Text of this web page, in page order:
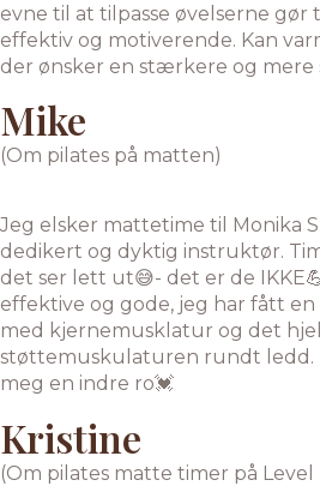
evne til at tilpasse øvelserne
effektiv og motiverende. Kan
der ønsker en stærkere og mere
Mike
(Om pilates på matten)
Jeg elsker mattetime til Monika
dedikert og dyktig instruktør.
det ser lett ut😅- det er de
effektive og gode, jeg har fått
med kjernemusklatur og det
støttemuskulaturen rundt ledd.
meg en indre ro💓
Kristine
(Om pilates matte timer på Level